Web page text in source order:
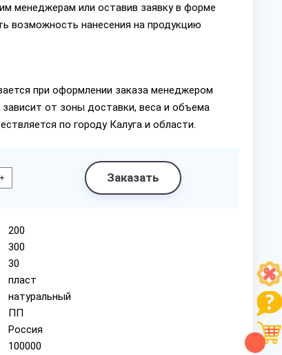
менеджерам или оставив заявку в форме
возможность нанесения на продукцию
при оформлении заказа менеджером
от зоны доставки, веса и объема
по городу Калуга и области.
+ Заказать
200
300
30
пласт
натуральный
ПП
Россия
100000